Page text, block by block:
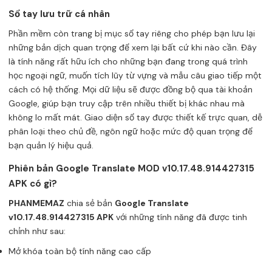
Sổ tay lưu trữ cá nhân
Phần mềm còn trang bị mục sổ tay riêng cho phép bạn lưu lại
những bản dịch quan trọng để xem lại bất cứ khi nào cần. Đây
là tính năng rất hữu ích cho những bạn đang trong quá trình
học ngoại ngữ, muốn tích lũy từ vựng và mẫu câu giao tiếp một
cách có hệ thống. Mọi dữ liệu sẽ được đồng bộ qua tài khoản
Google, giúp bạn truy cập trên nhiều thiết bị khác nhau mà
không lo mất mát. Giao diện sổ tay được thiết kế trực quan, dễ
phân loại theo chủ đề, ngôn ngữ hoặc mức độ quan trọng để
bạn quản lý hiệu quả.
Phiên bản Google Translate MOD v10.17.48.914427315
APK có gì?
PHANMEMAZ chia sẻ bản Google Translate
v10.17.48.914427315 APK với những tính năng đã được tinh
chỉnh như sau:
Mở khóa toàn bộ tính năng cao cấp